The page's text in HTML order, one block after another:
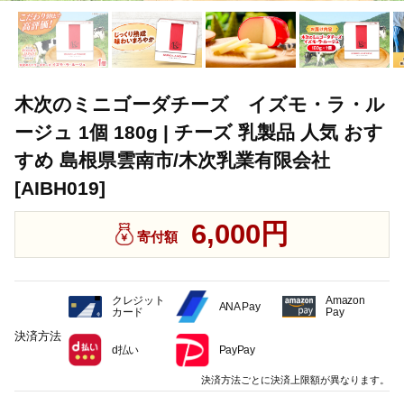
木次のミニゴーダチーズ イズモ・ラ・ル
ージュ 1個 180g | チーズ 乳製品 人気 おす
すめ 島根県雲南市/木次乳業有限会社
[AIBH019]
寄付額 6,000円
決済方法
クレジット
カード
ANA Pay
Amazon
Pay
d払い PayPay
決済方法ごとに決済上限額が異なります。